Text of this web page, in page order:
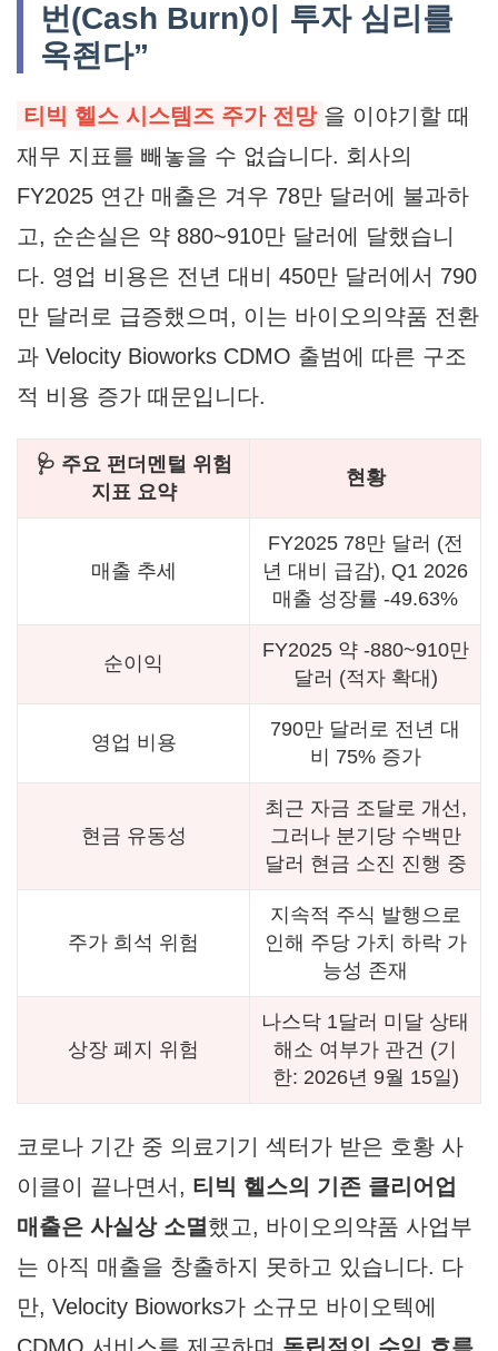
번(Cash Burn)이 투자 심리를
옥죈다”
티빅 헬스 시스템즈 주가 전망 을 이야기할 때
재무 지표를 빼놓을 수 없습니다. 회사의
FY2025 연간 매출은 겨우 78만 달러에 불과하
고, 순손실은 약 880~910만 달러에 달했습니
다. 영업 비용은 전년 대비 450만 달러에서 790
만 달러로 급증했으며, 이는 바이오의약품 전환
과 Velocity Bioworks CDMO 출범에 따른 구조
적 비용 증가 때문입니다.
🩺 주요 펀더멘털 위험
지표 요약
현황
매출 추세
FY2025 78만 달러 (전
년 대비 급감), Q1 2026
매출 성장률 -49.63%
순이익
FY2025 약 -880~910만
달러 (적자 확대)
영업 비용
790만 달러로 전년 대
비 75% 증가
현금 유동성
최근 자금 조달로 개선,
그러나 분기당 수백만
달러 현금 소진 진행 중
주가 희석 위험
지속적 주식 발행으로
인해 주당 가치 하락 가
능성 존재
상장 폐지 위험
나스닥 1달러 미달 상태
해소 여부가 관건 (기
한: 2026년 9월 15일)
코로나 기간 중 의료기기 섹터가 받은 호황 사
이클이 끝나면서, 티빅 헬스의 기존 클리어업
매출은 사실상 소멸 했고, 바이오의약품 사업부
는 아직 매출을 창출하지 못하고 있습니다. 다
만, Velocity Bioworks가 소규모 바이오텍에